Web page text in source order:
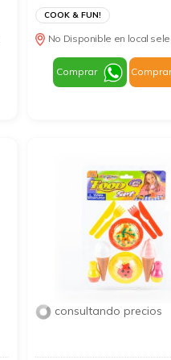
COOK & FUN!
No Disponible en local
Comprar
consultando precios